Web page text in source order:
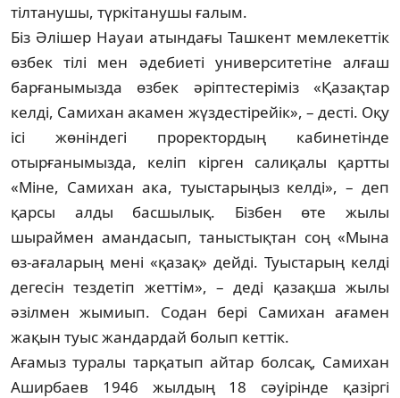
тілтанушы, түркітанушы ғалым.
Біз Әлішер Науаи атындағы Ташкент мем­лекеттік
өзбек тілі мен әдебиеті университе­тіне алғаш
барғанымызда өзбек әріптестері­міз «Қазақтар
келді, Самихан акамен жүз­дестірейік», – десті. Оқу
ісі жөніндегі прорек­тордың кабинетінде
отырғанымызда, келіп кірген салиқалы қартты
«Міне, Самихан ака, туыстарыңыз келді», – деп
қарсы алды бас­шы­лық. Бізбен өте жылы
шыраймен аман­дасып, таныстықтан соң «Мына
өз-ағаларың мені «қазақ» дейді. Туыстарың келді
дегесін тездетіп жеттім», – деді қазақша жылы
әзіл­мен жымиып. Содан бері Самихан ағамен
жақын туыс жандардай болып кеттік.
Ағамыз туралы тарқатып айтар болсақ, Самихан
Аширбаев 1946 жылдың 18 сәуірінде қазіргі